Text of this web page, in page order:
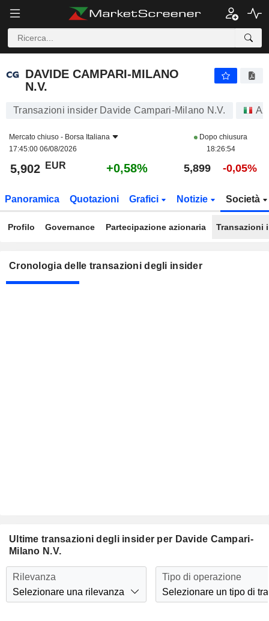
DAVIDE CAMPARI-MILANO N.V.
DAVIDE CAMPARI-MILANO
N.V.
Transazioni insider Davide Campari-Milano N.V.
Mercato chiuso - Borsa Italiana
17:45:00 06/08/2026
Dopo chiusura
18:26:54
5,902 EUR +0,58% 5,899 -0,05%
Panoramica Quotazioni Grafici Notizie Società
Profilo Governance Partecipazione azionaria Transazioni
Cronologia delle transazioni degli insider
Ultime transazioni degli insider per Davide Campari-
Milano N.V.
Rilevanza
Selezionare una rilevanza
Tipo di operazione
Selezionare un tipo di